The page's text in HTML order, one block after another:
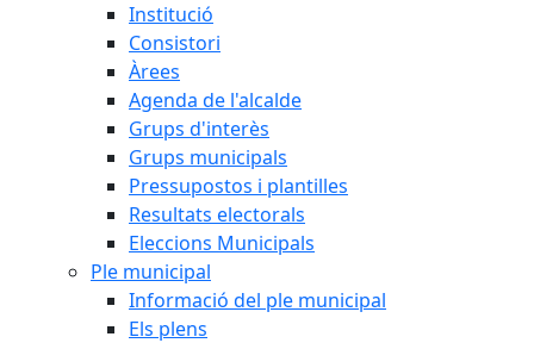
Institució
Consistori
Àrees
Agenda de l'alcalde
Grups d'interès
Grups municipals
Pressupostos i plantilles
Resultats electorals
Eleccions Municipals
Ple municipal
Informació del ple municipal
Els plens